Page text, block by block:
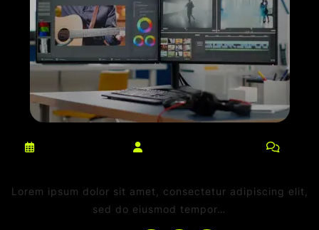
Lorem ipsum dolor sit amet, consectetur adipiscing elit,
sed do eiusmod tempor…